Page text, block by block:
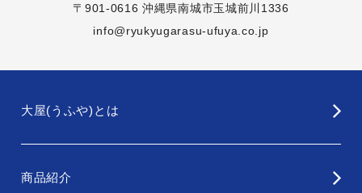
〒901-0616 沖縄県南城市玉城前川1336
info@ryukyugarasu-ufuya.co.jp
大屋(うふや)とは
商品紹介